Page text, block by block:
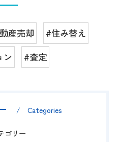
産売却
#住み替え
ン
#査定
Categories
ゴリー